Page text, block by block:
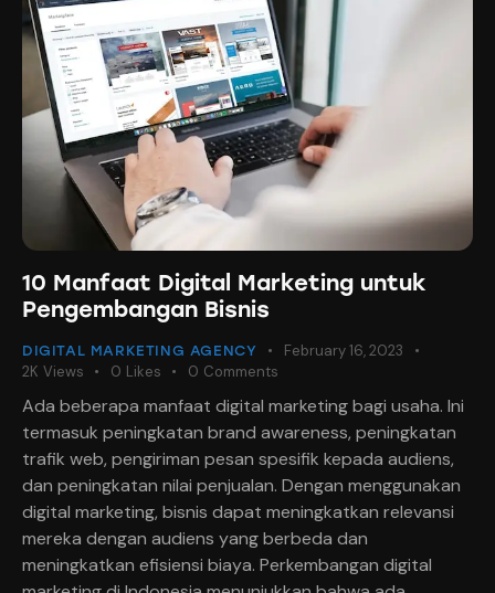
10 Manfaat Digital Marketing untuk
Pengembangan Bisnis
DIGITAL MARKETING AGENCY
February 16, 2023
2K Views 0 Likes 0 Comments
Ada beberapa manfaat digital marketing bagi usaha. Ini
termasuk peningkatan brand awareness, peningkatan
trafik web, pengiriman pesan spesifik kepada audiens,
dan peningkatan nilai penjualan. Dengan menggunakan
digital marketing, bisnis dapat meningkatkan relevansi
mereka dengan audiens yang berbeda dan
meningkatkan efisiensi biaya. Perkembangan digital